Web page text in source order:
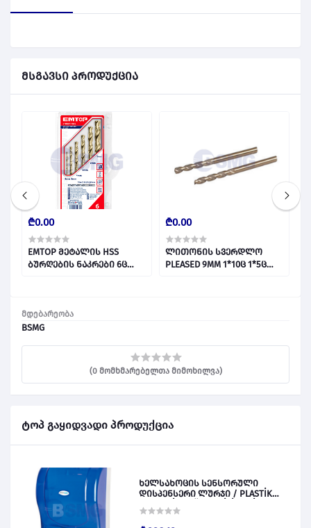
მდებარეობა
BSMG
(0 მომხმარებელთა მიმოხილვა)
ტოპ გაყიდვადი პროდუქცია
ხელსახოცის სენსორული
დისპენსერი ლურჯი / PLASTİK
მსგავსი პროდუქცია
₾0.00
EMTOP მეტალის HSS
ბურღების ნაკრები 6ც
₾0.00
ლითონის სვერდლო
PLEASED 9MM 1*10ც 1*5ც